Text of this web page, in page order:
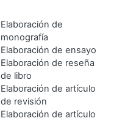
Elaboración de
monografía
Elaboración de ensayo
Elaboración de reseña
de libro
Elaboración de artículo
de revisión
Elaboración de artículo